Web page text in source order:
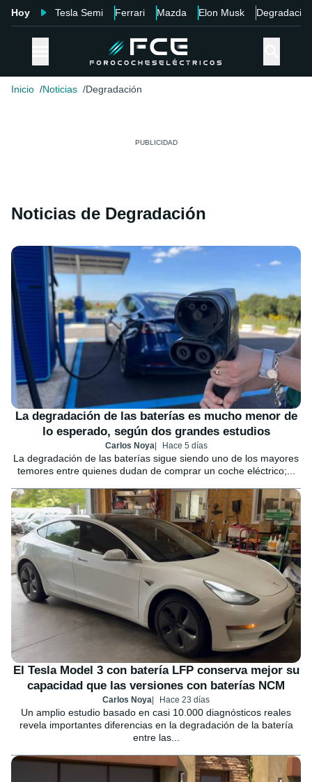
Hoy Tesla Semi Ferrari Mazda Elon Musk Degradación
Inicio Noticias Degradación
Noticias de Degradación
La degradación de las baterías es mucho menor de
lo esperado, según dos grandes estudios
Carlos Noya Hace 5 días
La degradación de las baterías sigue siendo uno de los mayores
temores entre quienes dudan de comprar un coche eléctrico;...
El Tesla Model 3 con batería LFP conserva mejor su
capacidad que las versiones con baterías NCM
Carlos Noya Hace 23 días
Un amplio estudio basado en casi 10.000 diagnósticos reales
revela importantes diferencias en la degradación de la batería
entre las...